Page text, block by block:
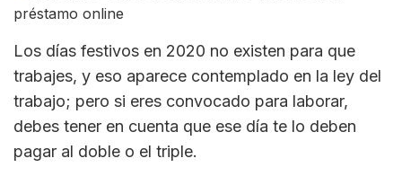
Los días festivos en 2020 no existen para que
trabajes, y eso aparece contemplado en la ley del
trabajo; pero si eres convocado para laborar,
debes tener en cuenta que ese día te lo deben
pagar al doble o el triple.